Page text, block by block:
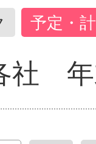
予定・
社